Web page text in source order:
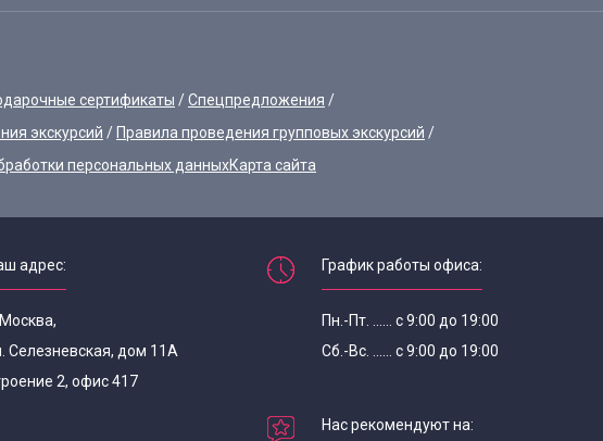
сертификаты
Спецпредложения
экскурсий
Правила проведения групповых экскурсий
персональных данныхКарта сайта
адрес:
Селезневская, дом 11А
2, офис 417
График работы офиса:
Пн.-Пт. ...... с 9:00 до 19:00
Сб.-Вс. ...... с 9:00 до 19:00
Нас рекомендуют на: